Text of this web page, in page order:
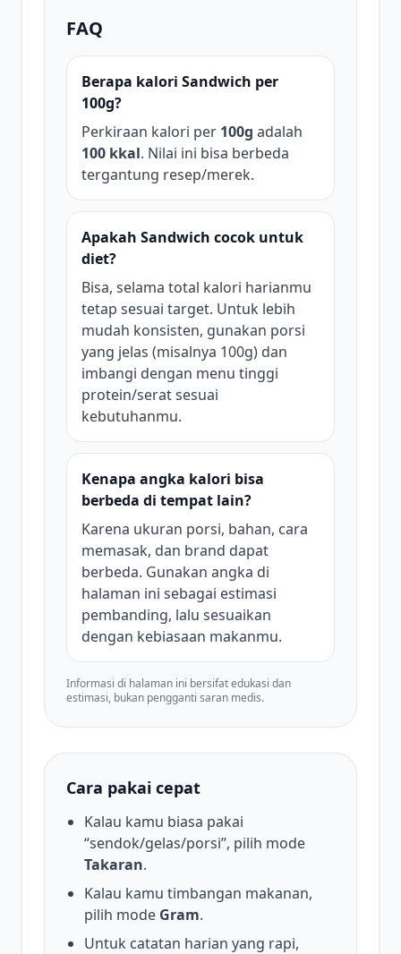
FAQ
Berapa kalori Sandwich per
100g?
Perkiraan kalori per 100g adalah
100 kkal. Nilai ini bisa berbeda
tergantung resep/merek.
Apakah Sandwich cocok untuk
diet?
Bisa, selama total kalori harianmu
tetap sesuai target. Untuk lebih
mudah konsisten, gunakan porsi
yang jelas (misalnya 100g) dan
imbangi dengan menu tinggi
protein/serat sesuai
kebutuhanmu.
Kenapa angka kalori bisa
berbeda di tempat lain?
Karena ukuran porsi, bahan, cara
memasak, dan brand dapat
berbeda. Gunakan angka di
halaman ini sebagai estimasi
pembanding, lalu sesuaikan
dengan kebiasaan makanmu.
Informasi di halaman ini bersifat edukasi dan
estimasi, bukan pengganti saran medis.
Cara pakai cepat
Kalau kamu biasa pakai
“sendok/gelas/porsi”, pilih mode
Takaran.
Kalau kamu timbangan makanan,
pilih mode Gram.
Untuk catatan harian yang rapi,